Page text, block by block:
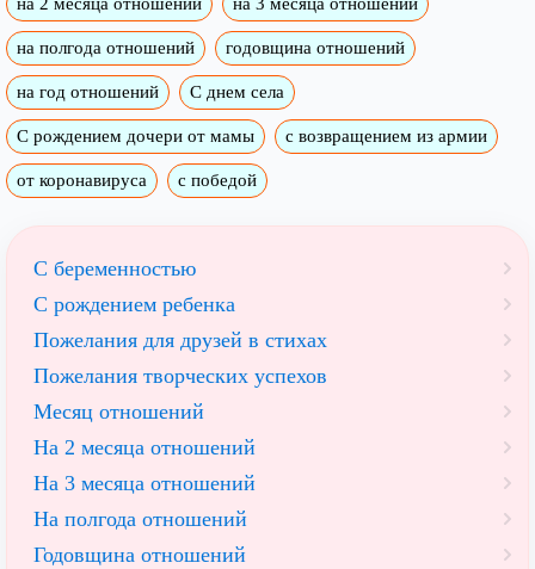
на 2 месяца отношений на 3 месяца отношений
на полгода отношений годовщина отношений
на год отношений С днем села
С рождением дочери от мамы с возвращением из армии
от коронавируса с победой
С беременностью
С рождением ребенка
Пожелания для друзей в стихах
Пожелания творческих успехов
Месяц отношений
На 2 месяца отношений
На 3 месяца отношений
На полгода отношений
Годовщина отношений